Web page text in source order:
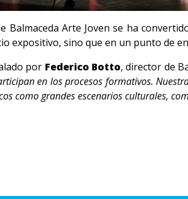
Balmaceda Arte Joven se ha
expositivo, sino que en un punto de
por Federico Botto, director de
en los procesos formativos.
como grandes escenarios culturales,